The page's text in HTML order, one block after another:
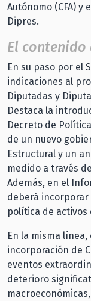
Autónomo (CFA)
Dipres.
El
En su paso por el
indicaciones al
Diputadas y
Destaca la
Decreto de
de un nuevo
Estructural y un
medido a través
Además, en el
deberá
política de activos
En la misma
incorporación de
eventos
deterioro